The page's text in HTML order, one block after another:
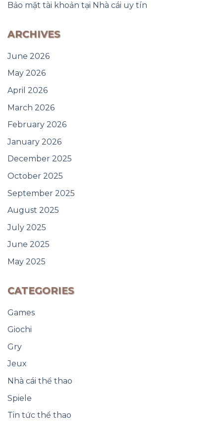
Bảo mật tài khoản tại Nhà cái uy tín
ARCHIVES
June 2026
May 2026
April 2026
March 2026
February 2026
January 2026
December 2025
October 2025
September 2025
August 2025
July 2025
June 2025
May 2025
CATEGORIES
Games
Giochi
Gry
Jeux
Nhà cái thể thao
Spiele
Tin tức thể thao